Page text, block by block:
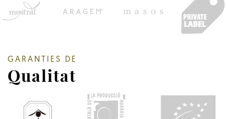
GARANTIES DE
Qualitat